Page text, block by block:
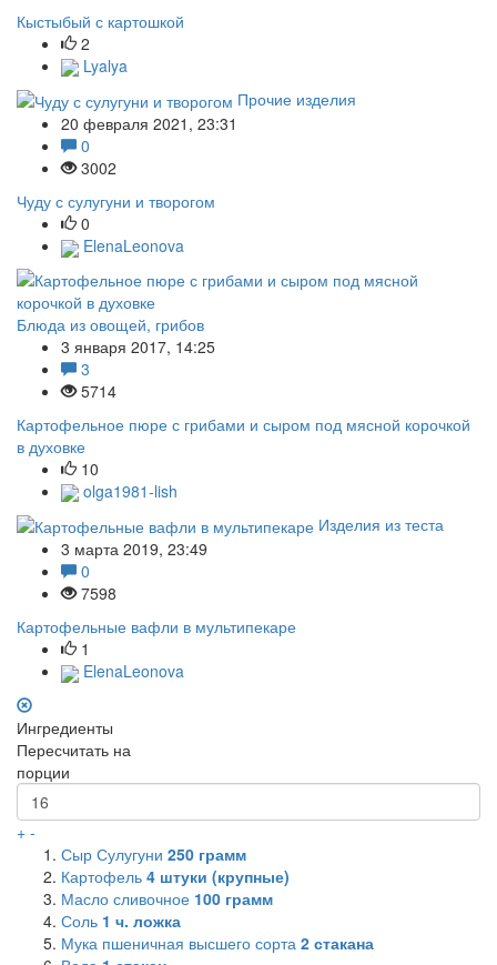
Кыстыбый с картошкой
2
Lyalya
Прочие изделия
20 февраля 2021, 23:31
0
3002
Чуду с сулугуни и творогом
0
ElenaLeonova
Блюда из овощей, грибов
3 января 2017, 14:25
3
5714
Картофельное пюре с грибами и сыром под мясной корочкой
в духовке
10
olga1981-lish
Изделия из теста
3 марта 2019, 23:49
0
7598
Картофельные вафли в мультипекаре
1
ElenaLeonova
Ингредиенты
Пересчитать на
порции
+ -
Сыр Сулугуни 250 грамм
Картофель 4 штуки (крупные)
Масло сливочное 100 грамм
Соль 1 ч. ложка
Мука пшеничная высшего сорта 2 стакана